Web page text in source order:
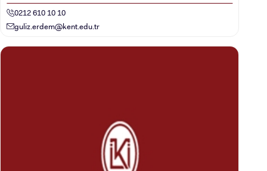
0212 610 10 10
guliz.erdem@kent.edu.tr